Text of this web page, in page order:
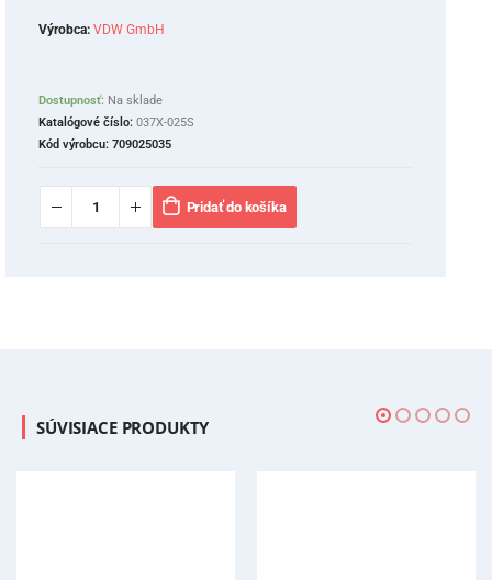
Výrobca: VDW GmbH
Dostupnosť: Na sklade
Katalógové číslo: 037X-025S
Kód výrobcu: 709025035
Pridať do košíka
SÚVISIACE PRODUKTY